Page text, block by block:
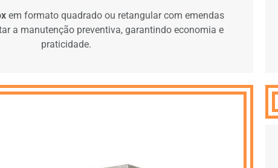
em formato quadrado ou retangular com emendas
a manutenção preventiva, garantindo economia e
praticidade.